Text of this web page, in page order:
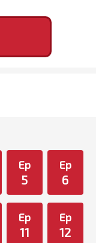
Ep
5
Ep
6
Ep
11
Ep
12